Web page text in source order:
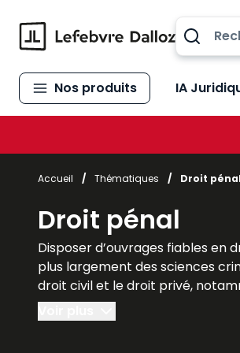
Nos produits IA
Accueil / Thématiques / Droit pénal
Droit pénal
Disposer d’ouvrages fiables en
plus largement des sciences
droit civil et le droit privé,
peines.